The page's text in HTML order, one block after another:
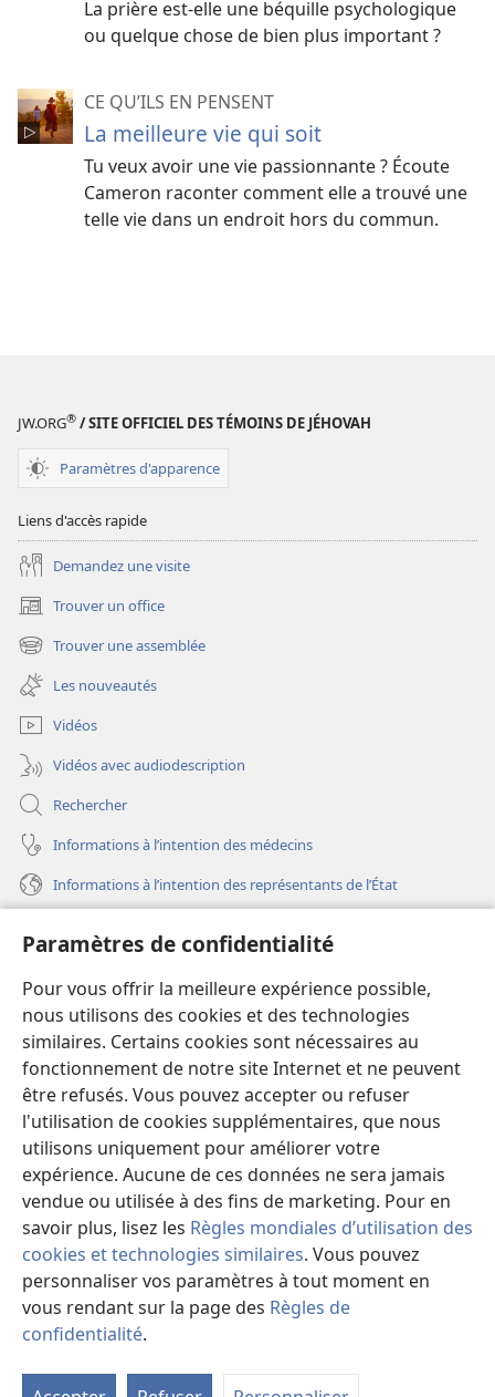
Paramètres de confidentialité
Pour vous offrir la meilleure expérience possible,
nous utilisons des cookies et des technologies
similaires. Certains cookies sont nécessaires au
fonctionnement de notre site Internet et ne peuvent
être refusés. Vous pouvez accepter ou refuser
l'utilisation de cookies supplémentaires, que nous
utilisons uniquement pour améliorer votre
expérience. Aucune de ces données ne sera jamais
vendue ou utilisée à des fins de marketing. Pour en
savoir plus, lisez les Règles mondiales d’utilisation des
cookies et technologies similaires. Vous pouvez
personnaliser vos paramètres à tout moment en
vous rendant sur la page des Règles de
confidentialité.
La prière est-elle une béquille psychologique
ou quelque chose de bien plus important ?
CE QU’ILS EN PENSENT
La meilleure vie qui soit
Tu veux avoir une vie passionnante ? Écoute
Cameron raconter comment elle a trouvé une
telle vie dans un endroit hors du commun.
JW.ORG® / SITE OFFICIEL DES TÉMOINS DE JÉHOVAH
Paramètres d'apparence
Liens d'accès rapide
Demandez une visite
Trouver un office
(ouvre
une
nouvelle
fenêtre)
Trouver une assemblée
(ouvre
une
nouvelle
fenêtre)
Les nouveautés
Vidéos
Vidéos avec audiodescription
Rechercher
Informations à l’intention des médecins
Informations à l’intention des représentants de l’État
(ouvre
une
nouvelle
fenêtre)
Bibliothèque en ligne
(ouvre
une
nouvelle
fenêtre)
JW Hub®
(ouvre
une
nouvelle
fenêtre)
JW Library
Watchtower Library
Copyright© 2026 Watch Tower Bible and Tract Society of Pennsylvania.
CONDITIONS D’UTILISATION
PARAMÈTRES DE CONFIDENTIALITÉ